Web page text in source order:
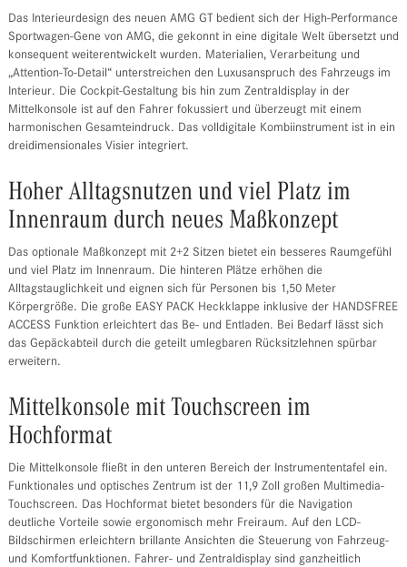
Das Interieurdesign des neuen AMG GT bedient sich der High-Performance
Sportwagen-Gene von AMG, die gekonnt in eine digitale Welt übersetzt und
konsequent weiterentwickelt wurden. Materialien, Verarbeitung und
„Attention-To-Detail“ unterstreichen den Luxusanspruch des Fahrzeugs im
Interieur. Die Cockpit-Gestaltung bis hin zum Zentraldisplay in der
Mittelkonsole ist auf den Fahrer fokussiert und überzeugt mit einem
harmonischen Gesamteindruck. Das volldigitale Kombiinstrument ist in ein
dreidimensionales Visier integriert.
Hoher Alltagsnutzen und viel Platz im
Innenraum durch neues Maßkonzept
Das optionale Maßkonzept mit 2+2 Sitzen bietet ein besseres Raumgefühl
und viel Platz im Innenraum. Die hinteren Plätze erhöhen die
Alltagstauglichkeit und eignen sich für Personen bis 1,50 Meter
Körpergröße. Die große EASY PACK Heckklappe inklusive der HANDSFREE
ACCESS Funktion erleichtert das Be- und Entladen. Bei Bedarf lässt sich
das Gepäckabteil durch die geteilt umlegbaren Rücksitzlehnen spürbar
erweitern.
Mittelkonsole mit Touchscreen im
Hochformat
Die Mittelkonsole fließt in den unteren Bereich der Instrumententafel ein.
Funktionales und optisches Zentrum ist der 11,9 Zoll großen Multimedia-
Touchscreen. Das Hochformat bietet besonders für die Navigation
deutliche Vorteile sowie ergonomisch mehr Freiraum. Auf den LCD-
Bildschirmen erleichtern brillante Ansichten die Steuerung von Fahrzeug-
und Komfortfunktionen. Fahrer- und Zentraldisplay sind ganzheitlich